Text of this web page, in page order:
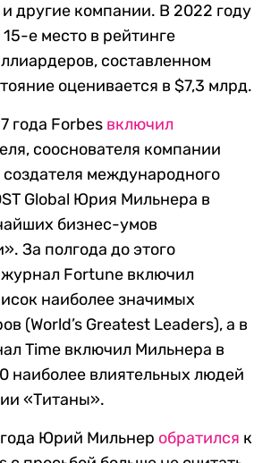
другие компании. В 2022 году
15-е место в рейтинге
составленном
оценивается в $7,3 млрд.
года Forbes включил
сооснователя компании
создателя международного
Global Юрия Мильнера в
бизнес-умов
За полгода до этого
Fortune включил
наиболее значимых
(World’s Greatest Leaders), а в
Time включил Мильнера в
наиболее влиятельных людей
«Титаны».
Юрий Мильнер обратился к